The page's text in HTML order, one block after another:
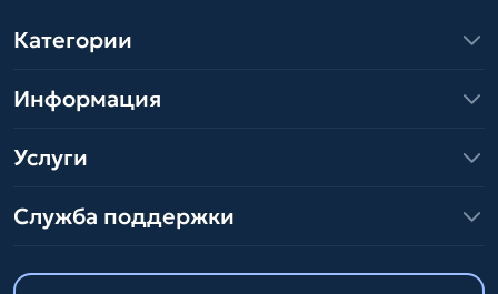
Категории
Информация
Услуги
Служба поддержки